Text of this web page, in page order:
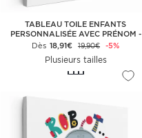
TABLEAU TOILE ENFANTS
PERSONNALISÉE AVEC PRÉNOM -
KOALA BULLE
Dès 18,91€ 19,90€ -5%
Plusieurs tailles